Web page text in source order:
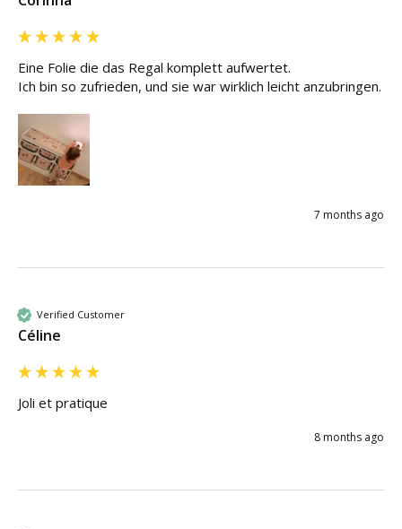
Eine Folie die das Regal komplett aufwertet.
7 months ago
Verified Customer
Céline
Joli et pratique
8 months ago